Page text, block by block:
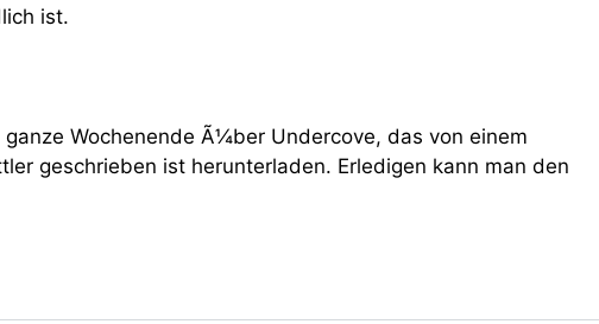
ist.
Wochenende Ã¼ber Undercove, das von einem
geschrieben ist herunterladen. Erledigen kann man den